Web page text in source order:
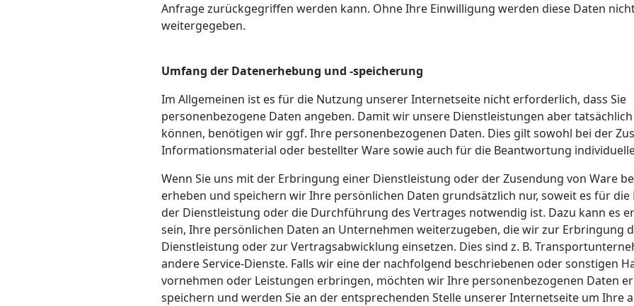
Anfrage zurückgegriffen werden kann. Ohne Ihre Einwilligung werden diese Daten
weitergegeben.
Umfang der Datenerhebung und -speicherung
Im Allgemeinen ist es für die Nutzung unserer Internetseite nicht erforderlich, dass Sie
personenbezogene Daten angeben. Damit wir unsere Dienstleistungen aber
können, benötigen wir ggf. Ihre personenbezogenen Daten. Dies gilt sowohl bei der
Informationsmaterial oder bestellter Ware sowie auch für die Beantwortung
Wenn Sie uns mit der Erbringung einer Dienstleistung oder der Zusendung von Ware
erheben und speichern wir Ihre persönlichen Daten grundsätzlich nur, soweit es für
der Dienstleistung oder die Durchführung des Vertrages notwendig ist. Dazu kann es
sein, Ihre persönlichen Daten an Unternehmen weiterzugeben, die wir zur Erbringung
Dienstleistung oder zur Vertragsabwicklung einsetzen. Dies sind z. B.
andere Service-Dienste. Falls wir eine der nachfolgend beschriebenen oder sonstigen
vornehmen oder Leistungen erbringen, möchten wir Ihre personenbezogenen Daten
speichern und werden Sie an der entsprechenden Stelle unserer Internetseite um Ihre